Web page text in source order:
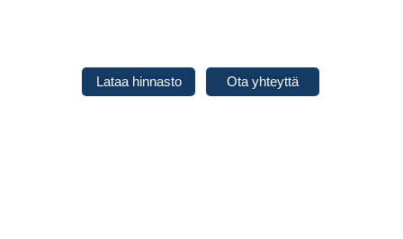
Lataa hinnasto Ota yhteyttä